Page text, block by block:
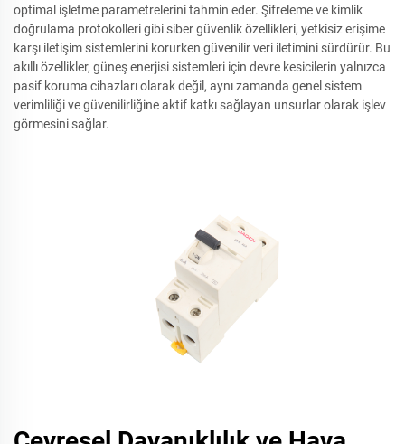
optimal işletme parametrelerini tahmin eder. Şifreleme ve kimlik
doğrulama protokolleri gibi siber güvenlik özellikleri, yetkisiz erişime
karşı iletişim sistemlerini korurken güvenilir veri iletimini sürdürür. Bu
akıllı özellikler, güneş enerjisi sistemleri için devre kesicilerin yalnızca
pasif koruma cihazları olarak değil, aynı zamanda genel sistem
verimliliği ve güvenilirliğine aktif katkı sağlayan unsurlar olarak işlev
görmesini sağlar.